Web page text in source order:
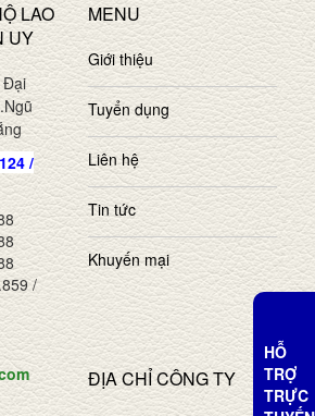
LAO
UY
Đại
/
/
MENU
Giới thiệu
Tuyển dụng
Liên hệ
Tin tức
Khuyến mại
ĐỊA CHỈ CÔNG TY
HỖ
TRỢ
TRỰC